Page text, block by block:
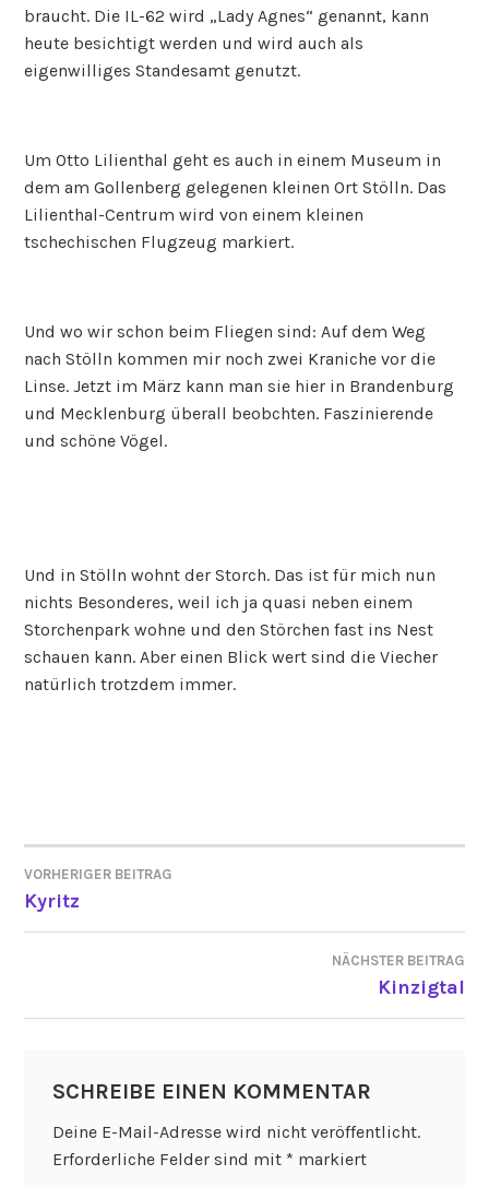
braucht. Die IL-62 wird „Lady Agnes“ genannt, kann
heute besichtigt werden und wird auch als
eigenwilliges Standesamt genutzt.
Um Otto Lilienthal geht es auch in einem Museum in
dem am Gollenberg gelegenen kleinen Ort Stölln. Das
Lilienthal-Centrum wird von einem kleinen
tschechischen Flugzeug markiert.
Und wo wir schon beim Fliegen sind: Auf dem Weg
nach Stölln kommen mir noch zwei Kraniche vor die
Linse. Jetzt im März kann man sie hier in Brandenburg
und Mecklenburg überall beobchten. Faszinierende
und schöne Vögel.
Und in Stölln wohnt der Storch. Das ist für mich nun
nichts Besonderes, weil ich ja quasi neben einem
Storchenpark wohne und den Störchen fast ins Nest
schauen kann. Aber einen Blick wert sind die Viecher
natürlich trotzdem immer.
BEITRAGSNAVIGATION
VORHERIGER BEITRAG
Kyritz
NÄCHSTER BEITRAG
Kinzigtal
SCHREIBE EINEN KOMMENTAR
Deine E-Mail-Adresse wird nicht veröffentlicht.
Erforderliche Felder sind mit * markiert